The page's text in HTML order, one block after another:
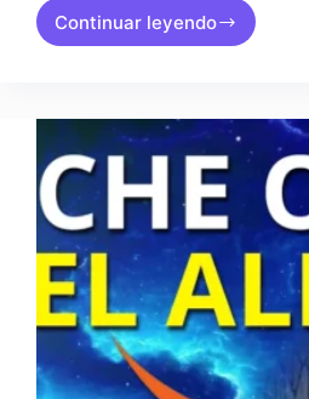
Continuar leyendo
Clase
CORRECTAMENTE